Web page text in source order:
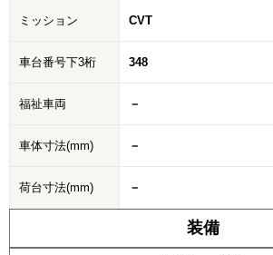
ミッション CVT
車台番号下3桁 348
福祉車両 －
車体寸法(mm) －
荷台寸法(mm) －
装備